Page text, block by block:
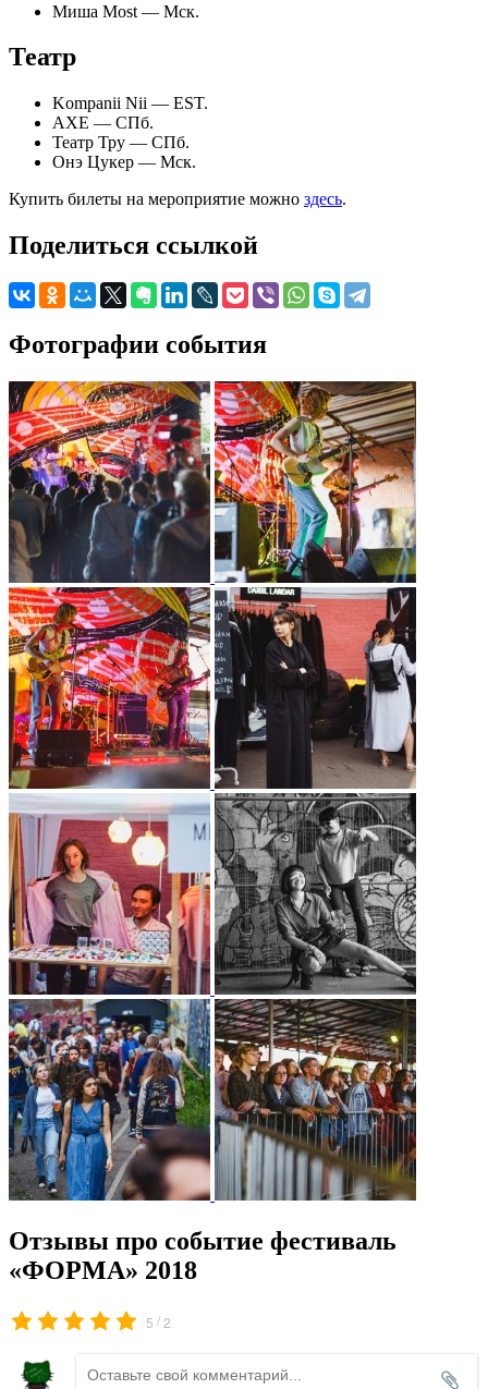
Миша Most — Мск.
Театр
Kompanii Nii — EST.
АХЕ — СПб.
Театр Тру — СПб.
Онэ Цукер — Мск.
Купить билеты на мероприятие можно здесь.
Поделиться ссылкой
Фотографии события
Отзывы про событие фестиваль
«ФОРМА» 2018
5 /2